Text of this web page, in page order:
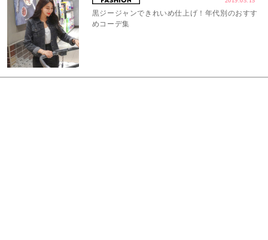
黒ジージャンできれいめ仕上げ！年代別のおすす
めコーデ集